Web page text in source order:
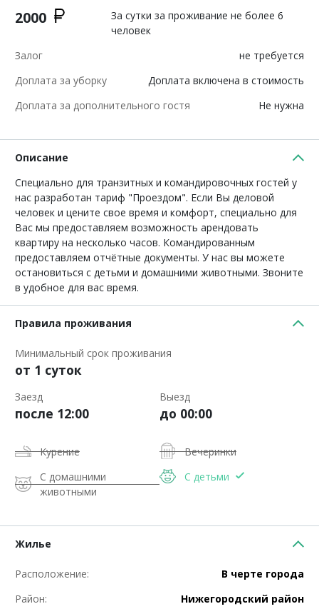
2000
За сутки за проживание не более 6
человек
Залог
не требуется
Доплата за уборку
Доплата включена в стоимость
Доплата за дополнительного гостя
Не нужна
Описание
Специально для транзитных и командировочных гостей у
нас разработан тариф "Проездом". Если Вы деловой
человек и цените свое время и комфорт, специально для
Вас мы предоставляем возможность арендовать
квартиру на несколько часов. Командированным
предоставляем отчётные документы. У нас вы можете
остановиться с детьми и домашними животными. Звоните
в удобное для вас время.
Правила проживания
Минимальный срок проживания
от 1 суток
Заезд
после 12:00
Выезд
до 00:00
Курение
Вечеринки
С домашними
животными
С детьми
Жилье
Расположение:
В черте города
Район:
Нижегородский район